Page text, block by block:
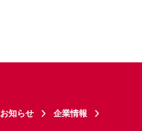
お知らせ 企業情報